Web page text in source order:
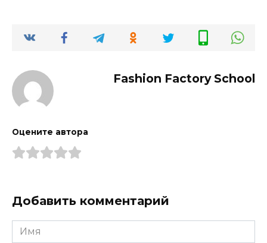
Fashion Factory School
Оцените автора
Добавить комментарий
Имя